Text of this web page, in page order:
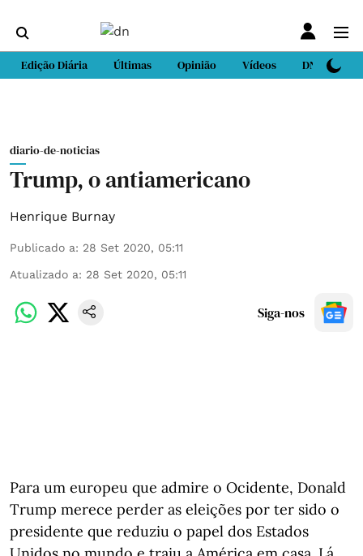
Edição Diária Últimas Opinião Vídeos DN Sport
diario-de-noticias
Trump, o antiamericano
Henrique Burnay
Publicado a: 28 Set 2020, 05:11
Atualizado a: 28 Set 2020, 05:11
Siga-nos
Para um europeu que admire o Ocidente, Donald
Trump merece perder as eleições por ter sido o
presidente que reduziu o papel dos Estados